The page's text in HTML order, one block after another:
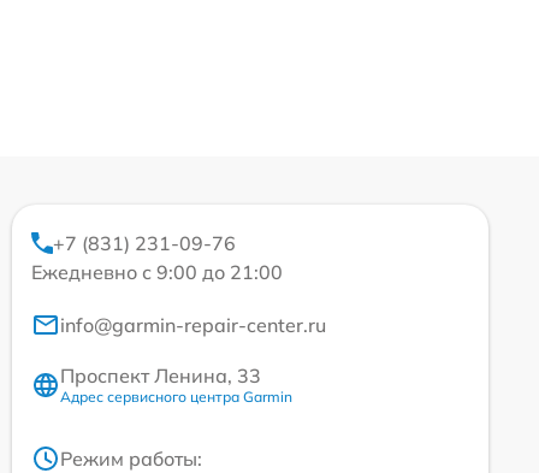
+7 (831) 231-09-76
Ежедневно с 9:00 до 21:00
info@garmin-repair-center.ru
Проспект Ленина, 33
Адрес сервисного центра Garmin
Режим работы: